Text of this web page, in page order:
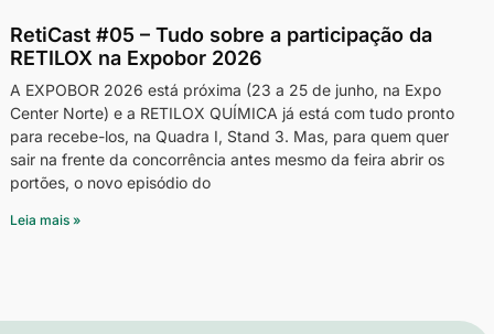
RetiCast #05 – Tudo sobre a participação da
RETILOX na Expobor 2026
A EXPOBOR 2026 está próxima (23 a 25 de junho, na Expo
Center Norte) e a RETILOX QUÍMICA já está com tudo pronto
para recebe-los, na Quadra I, Stand 3. Mas, para quem quer
sair na frente da concorrência antes mesmo da feira abrir os
portões, o novo episódio do
Leia mais »